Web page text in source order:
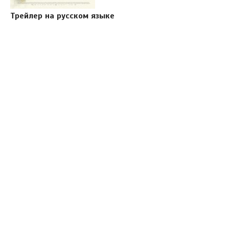
Трейлер на русском языке